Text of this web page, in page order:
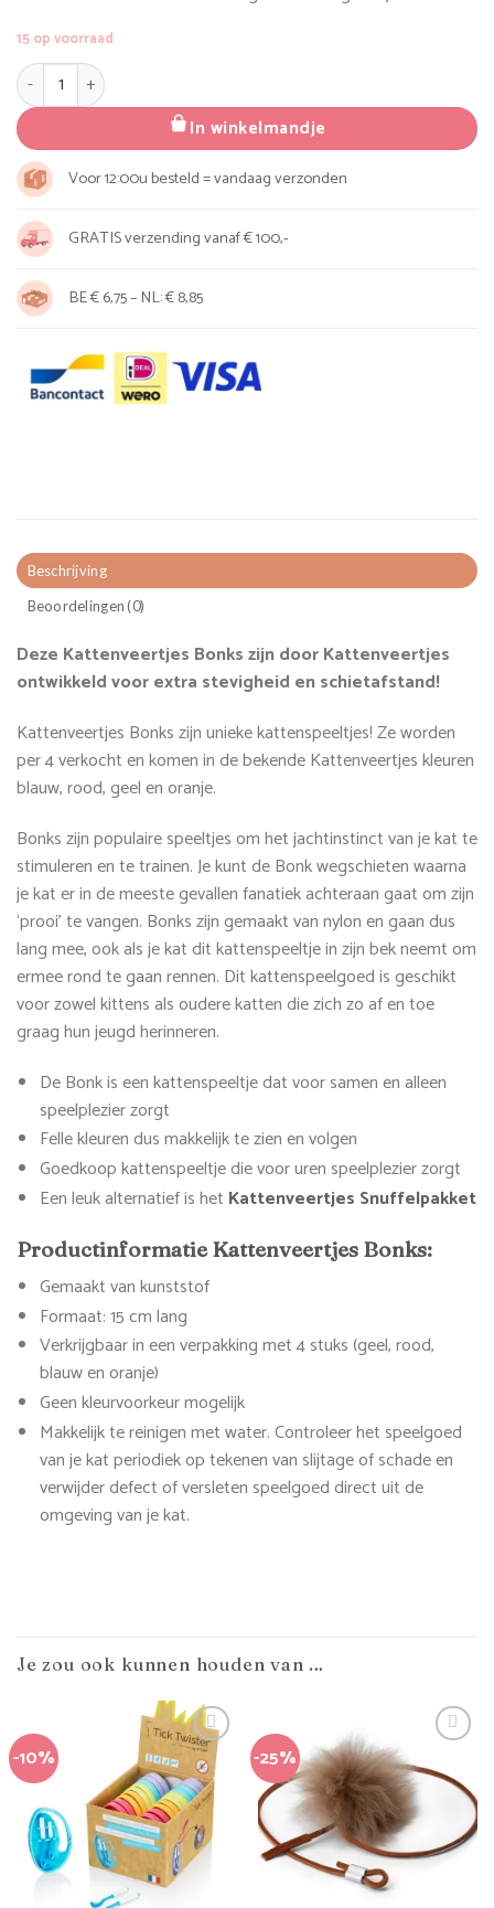
15 op voorraad
Kattenveertjes Bonks aantal
In winkelmandje
Voor 12:00u besteld = vandaag verzonden
GRATIS verzending vanaf € 100,-
BE € 6,75 – NL: € 8,85
Beschrijving
Beoordelingen (0)
Deze Kattenveertjes Bonks zijn door Kattenveertjes
ontwikkeld voor extra stevigheid en schietafstand!
Kattenveertjes Bonks zijn unieke kattenspeeltjes! Ze worden
per 4 verkocht en komen in de bekende Kattenveertjes kleuren
blauw, rood, geel en oranje.
Bonks zijn populaire speeltjes om het jachtinstinct van je kat te
stimuleren en te trainen. Je kunt de Bonk wegschieten waarna
je kat er in de meeste gevallen fanatiek achteraan gaat om zijn
‘prooi’ te vangen. Bonks zijn gemaakt van nylon en gaan dus
lang mee, ook als je kat dit kattenspeeltje in zijn bek neemt om
ermee rond te gaan rennen. Dit kattenspeelgoed is geschikt
voor zowel kittens als oudere katten die zich zo af en toe
graag hun jeugd herinneren.
De Bonk is een kattenspeeltje dat voor samen en alleen
speelplezier zorgt
Felle kleuren dus makkelijk te zien en volgen
Goedkoop kattenspeeltje die voor uren speelplezier zorgt
Een leuk alternatief is het Kattenveertjes Snuffelpakket
Productinformatie Kattenveertjes Bonks:
Gemaakt van kunststof
Formaat: 15 cm lang
Verkrijgbaar in een verpakking met 4 stuks (geel, rood,
blauw en oranje)
Geen kleurvoorkeur mogelijk
Makkelijk te reinigen met water. Controleer het speelgoed
van je kat periodiek op tekenen van slijtage of schade en
verwijder defect of versleten speelgoed direct uit de
omgeving van je kat.
Je zou ook kunnen houden van …
-10% -25%